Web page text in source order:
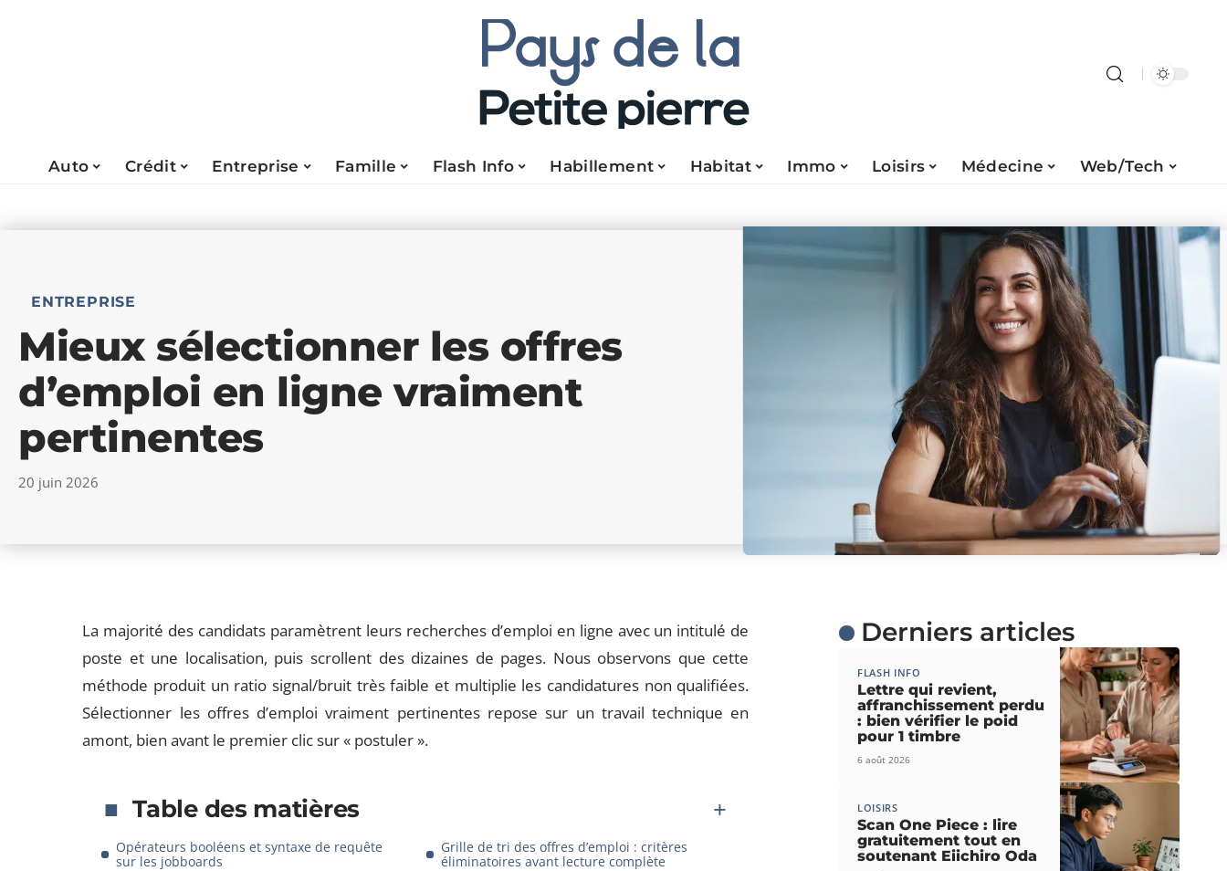
Auto Crédit Entreprise Famille Flash Info Habillement Habitat Immo Loisirs Médecine Web/Tech
ENTREPRISE
Mieux sélectionner les offres
d’emploi en ligne vraiment
pertinentes
20 juin 2026
La majorité des candidats paramètrent leurs recherches d’emploi en ligne avec un intitulé de
poste et une localisation, puis scrollent des dizaines de pages. Nous observons que cette
méthode produit un ratio signal/bruit très faible et multiplie les candidatures non qualifiées.
Sélectionner les offres d’emploi vraiment pertinentes repose sur un travail technique en
amont, bien avant le premier clic sur « postuler ».
Table des matières
Opérateurs booléens et syntaxe de requête
sur les jobboards
Grille de tri des offres d’emploi : critères
éliminatoires avant lecture complète
Derniers articles
FLASH INFO
Lettre qui revient,
affranchissement perdu
: bien vérifier le poid
pour 1 timbre
6 août 2026
LOISIRS
Scan One Piece : lire
gratuitement tout en
soutenant Eiichiro Oda